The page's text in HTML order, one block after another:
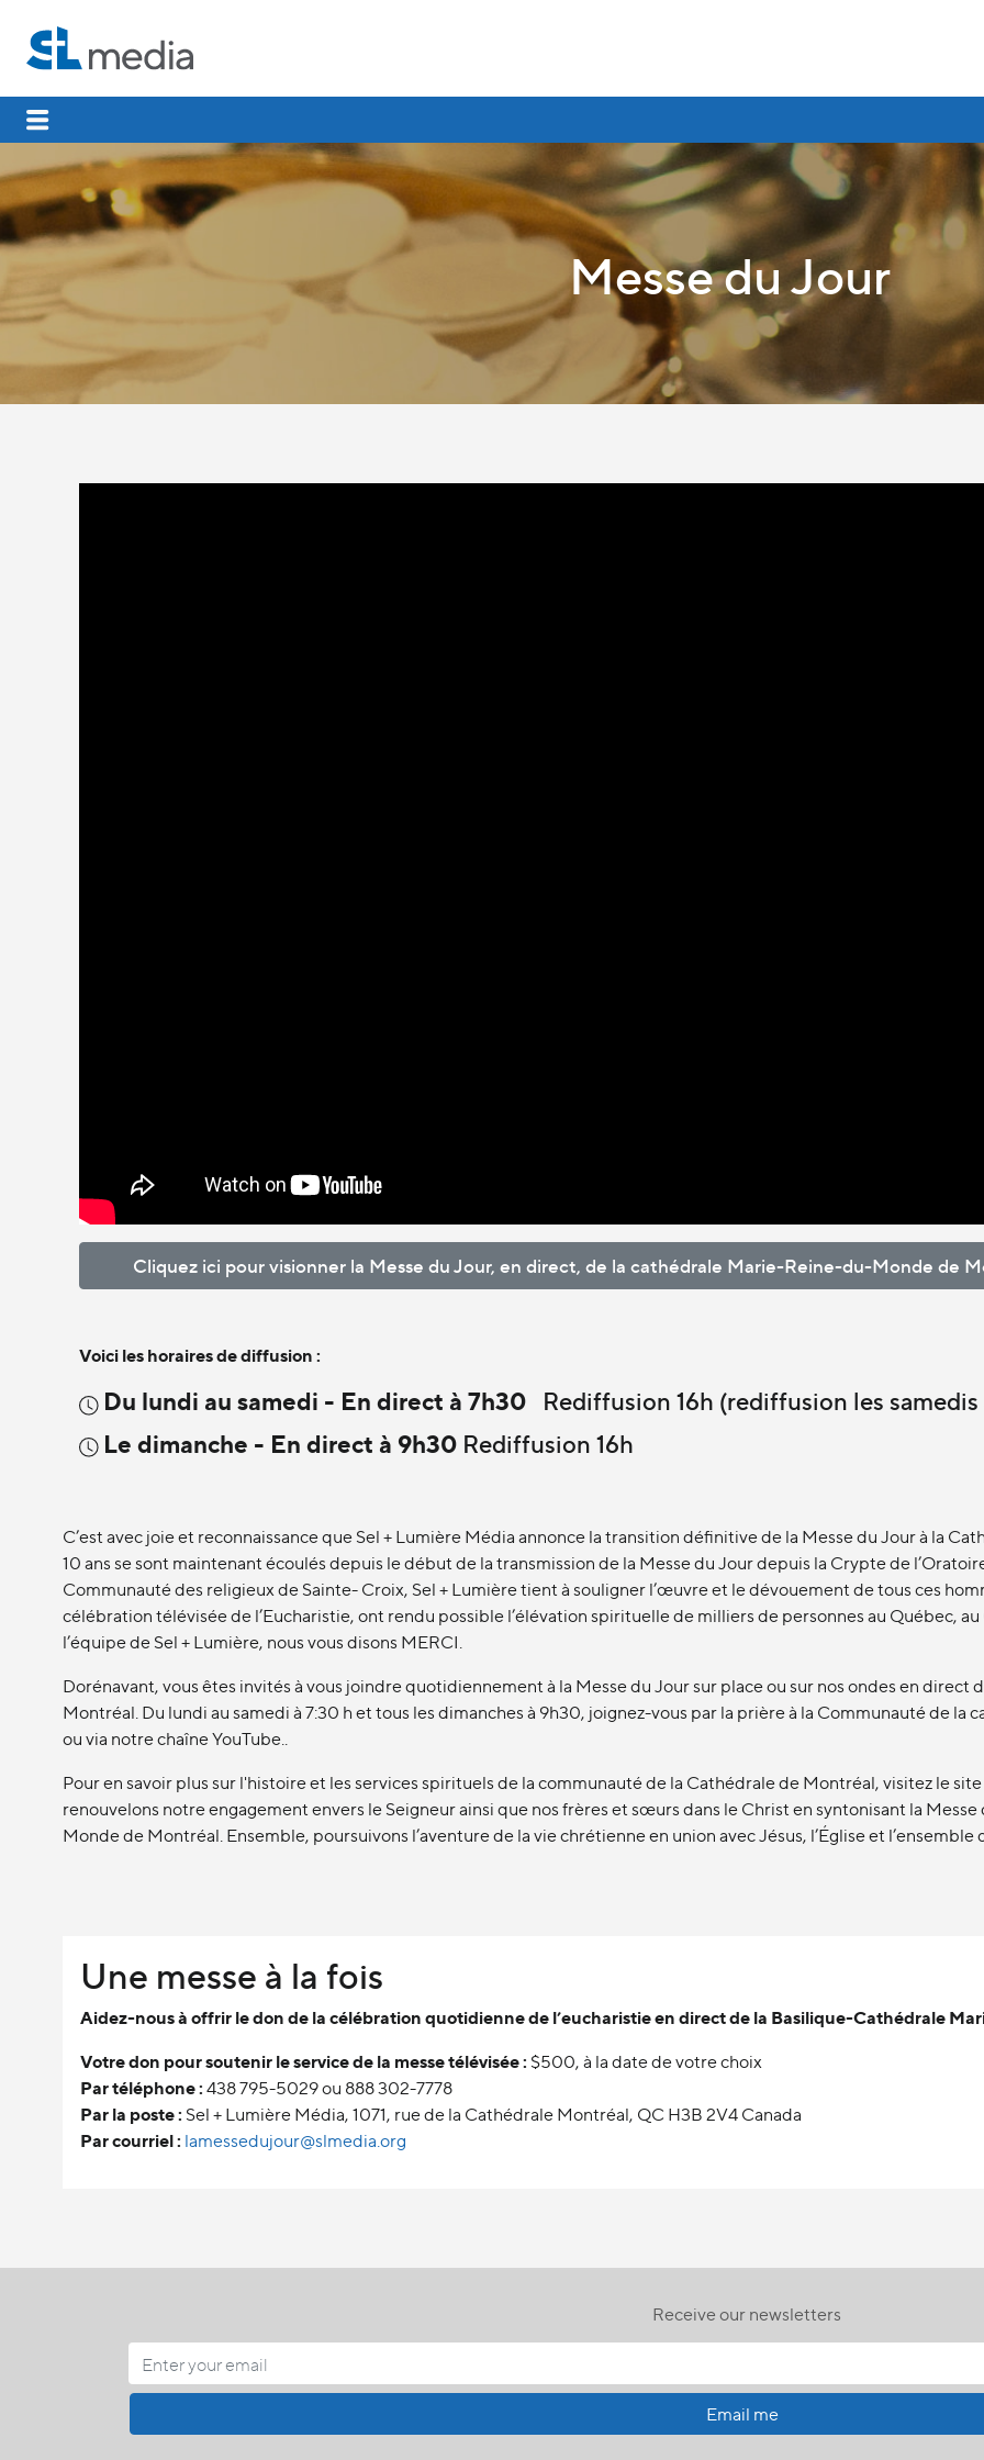
Messe du Jour
Cliquez ici pour visionner la Messe du Jour, en direct, de la cathédrale Marie-Reine-du-Monde de
Voici les horaires de diffusion :
Du lundi au samedi - En direct à 7h30 Rediffusion 16h (rediffusion les samedis
Le dimanche - En direct à 9h30 Rediffusion 16h
C’est avec joie et reconnaissance que Sel + Lumière Média annonce la transition définitive de la Messe du Jour à la
10 ans se sont maintenant écoulés depuis le début de la transmission de la Messe du Jour depuis la Crypte de
Communauté des religieux de Sainte- Croix, Sel + Lumière tient à souligner l’œuvre et le dévouement de tous ces
célébration télévisée de l’Eucharistie, ont rendu possible l’élévation spirituelle de milliers de personnes au Québec,
l’équipe de Sel + Lumière, nous vous disons MERCI.
Dorénavant, vous êtes invités à vous joindre quotidiennement à la Messe du Jour sur place ou sur nos ondes en
Montréal. Du lundi au samedi à 7:30 h et tous les dimanches à 9h30, joignez-vous par la prière à la Communauté de
ou via notre chaîne YouTube..
Pour en savoir plus sur l'histoire et les services spirituels de la communauté de la Cathédrale de Montréal, visitez le
renouvelons notre engagement envers le Seigneur ainsi que nos frères et sœurs dans le Christ en syntonisant la
Monde de Montréal. Ensemble, poursuivons l’aventure de la vie chrétienne en union avec Jésus, l’Église et l’ensemble
Une messe à la fois
Aidez-nous à offrir le don de la célébration quotidienne de l’eucharistie en direct de la Basilique-Cathédrale
Votre don pour soutenir le service de la messe télévisée : $500, à la date de votre choix
Par téléphone :438 795-5029 ou 888 302-7778
Par la poste : Sel + Lumière Média, 1071, rue de la Cathédrale Montréal, QC H3B 2V4 Canada
Par courriel : lamessedujour@slmedia.org
Receive our newsletters
Email me